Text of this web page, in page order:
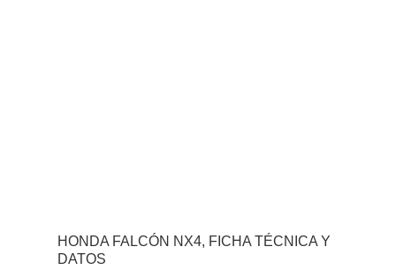
HONDA FALCÓN NX4, FICHA TÉCNICA Y
DATOS